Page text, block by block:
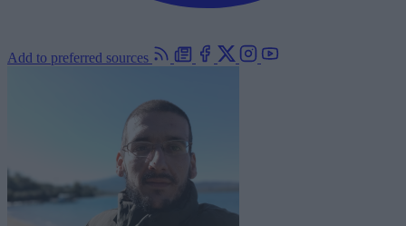
Add to preferred sources